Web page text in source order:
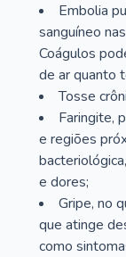
Embolia
sanguíneo
Coágulos
de ar quanto
Tosse
Faringite,
e regiões
e dores;
Gripe, no
que atinge
como